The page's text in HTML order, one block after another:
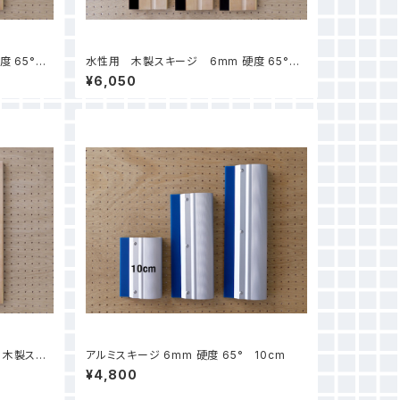
度 65°
水性用 木製スキージ 6mm 硬度 65°
25cm
¥6,050
製スキ アルミスキージ 6mm 硬度 65° 10cm
¥4,800